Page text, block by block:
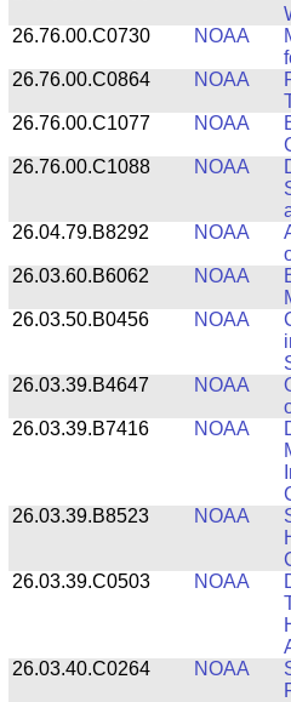
26.76.00.C0730
NOAA
26.76.00.C0864
NOAA
26.76.00.C1077
NOAA
26.76.00.C1088
NOAA
26.04.79.B8292
NOAA
26.03.60.B6062
NOAA
26.03.50.B0456
NOAA
26.03.39.B4647
NOAA
26.03.39.B7416
NOAA
26.03.39.B8523
NOAA
26.03.39.C0503
NOAA
26.03.40.C0264
NOAA